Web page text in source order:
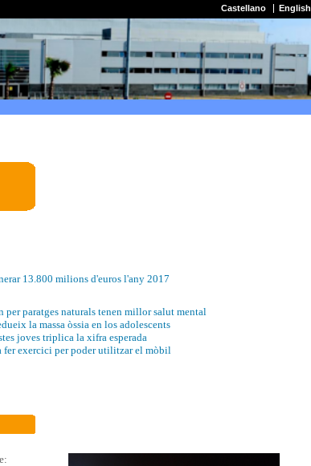
Castellano English
13.800 milions d'euros l'any 2017
per paratges naturals tenen millor salut mental
la massa òssia en los adolescents
joves triplica la xifra esperada
fer exercici per poder utilitzar el mòbil